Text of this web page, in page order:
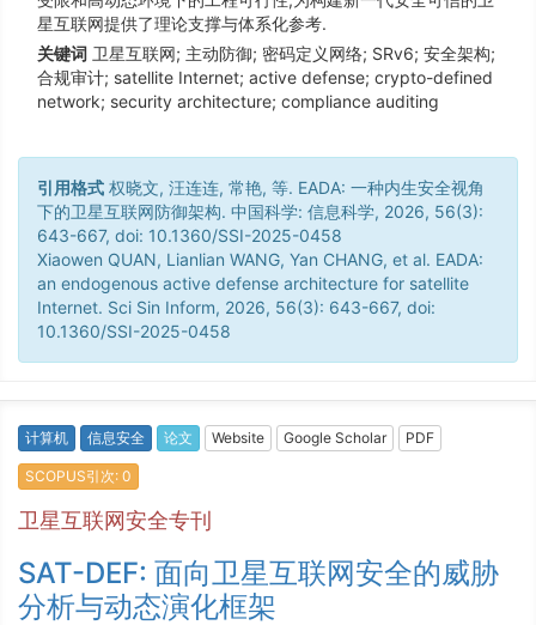
星互联网提供了理论支撑与体系化参考.
关键词 卫星互联网; 主动防御; 密码定义网络; SRv6; 安全架构;
合规审计; satellite Internet; active defense; crypto-defined
network; security architecture; compliance auditing
引用格式 权晓文, 汪连连, 常艳, 等. EADA: 一种内生安全视角
下的卫星互联网防御架构. 中国科学: 信息科学, 2026, 56(3):
643-667, doi: 10.1360/SSI-2025-0458
Xiaowen QUAN, Lianlian WANG, Yan CHANG, et al. EADA:
an endogenous active defense architecture for satellite
Internet. Sci Sin Inform, 2026, 56(3): 643-667, doi:
10.1360/SSI-2025-0458
计算机 信息安全 论文 Website Google Scholar PDF
SCOPUS引次: 0
卫星互联网安全专刊
SAT-DEF: 面向卫星互联网安全的威胁
分析与动态演化框架